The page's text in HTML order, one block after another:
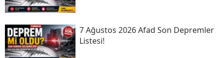
7 Ağustos 2026 Afad Son Depremler
Listesi!